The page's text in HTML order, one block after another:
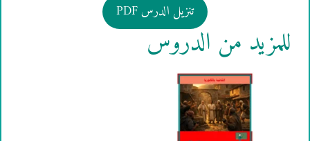
تنزيل الدرس PDF
للمزيد من الدروس